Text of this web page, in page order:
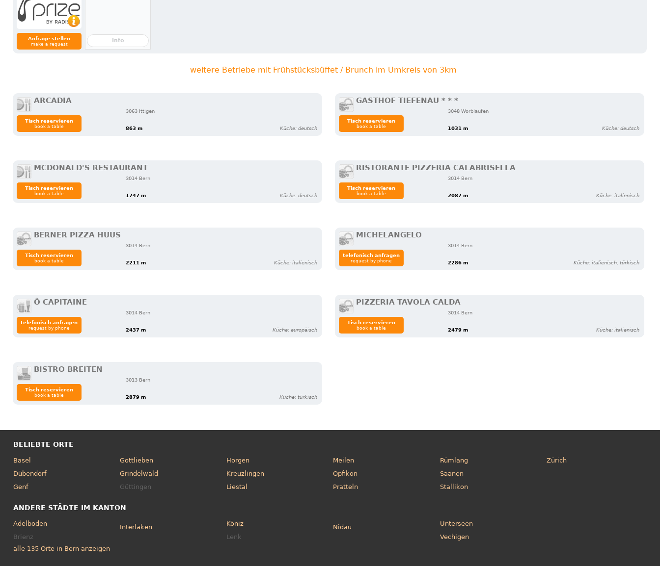
Anfrage stellen
make a request
Info
weitere Betriebe mit Frühstücksbüffet / Brunch im Umkreis von 3km
ARCADIA
3063 Ittigen
863 m Küche: deutsch
Tisch reservieren
book a table
GASTHOF TIEFENAU * * *
3048 Worblaufen
1031 m Küche: deutsch
Tisch reservieren
book a table
MCDONALD'S RESTAURANT
3014 Bern
1747 m Küche: deutsch
Tisch reservieren
book a table
RISTORANTE PIZZERIA CALABRISELLA
3014 Bern
2087 m Küche: italienisch
Tisch reservieren
book a table
BERNER PIZZA HUUS
3014 Bern
2211 m Küche: italienisch
Tisch reservieren
book a table
MICHELANGELO
3014 Bern
2286 m Küche: italienisch, türkisch
telefonisch anfragen
request by phone
Ô CAPITAINE
3014 Bern
2437 m Küche: europäisch
telefonisch anfragen
request by phone
PIZZERIA TAVOLA CALDA
3014 Bern
2479 m Küche: italienisch
Tisch reservieren
book a table
BISTRO BREITEN
3013 Bern
2879 m Küche: türkisch
Tisch reservieren
book a table
BELIEBTE ORTE
Basel
Dübendorf
Genf
Gottlieben
Grindelwald
Güttingen
Horgen
Kreuzlingen
Liestal
Meilen
Opfikon
Pratteln
Rümlang
Saanen
Stallikon
Zürich
ANDERE STÄDTE IM KANTON
Adelboden
Brienz
Interlaken
Köniz
Lenk
Nidau
Unterseen
Vechigen
alle 135 Orte in Bern anzeigen